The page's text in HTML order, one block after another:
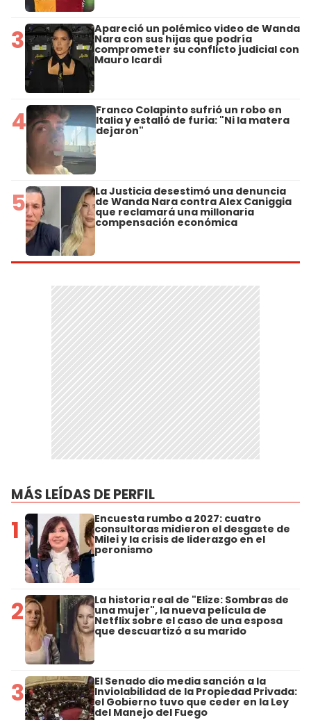
3 Apareció un polémico video de Wanda
Nara con sus hijas que podría
comprometer su conflicto judicial con
Mauro Icardi
4 Franco Colapinto sufrió un robo en
Italia y estalló de furia: "Ni la matera
dejaron"
5 La Justicia desestimó una denuncia
de Wanda Nara contra Alex Caniggia
que reclamará una millonaria
compensación económica
MÁS LEÍDAS DE PERFIL
1 Encuesta rumbo a 2027: cuatro
consultoras midieron el desgaste de
Milei y la crisis de liderazgo en el
peronismo
2 La historia real de "Elize: Sombras de
una mujer", la nueva película de
Netflix sobre el caso de una esposa
que descuartizó a su marido
3 El Senado dio media sanción a la
Inviolabilidad de la Propiedad Privada:
el Gobierno tuvo que ceder en la Ley
del Manejo del Fuego